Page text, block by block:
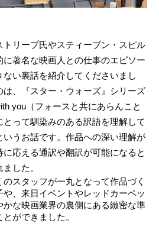
リープ氏やスティーブン・スピル
著名な映画人との仕事のエピソー
ない裏話を紹介してくださいまし
は、『スター・ウォーズ』シリーズ
you（フォースと共にあらんこと
とって馴染みのある訳語を理解して
いうお話です。作品への深い理解が
応える通訳や翻訳が可能になると
した。
スタッフが一丸となって作品づく
や、来日イベントやレッドカーペッ
かな映画業界の裏側にある緻密な準
ができました。